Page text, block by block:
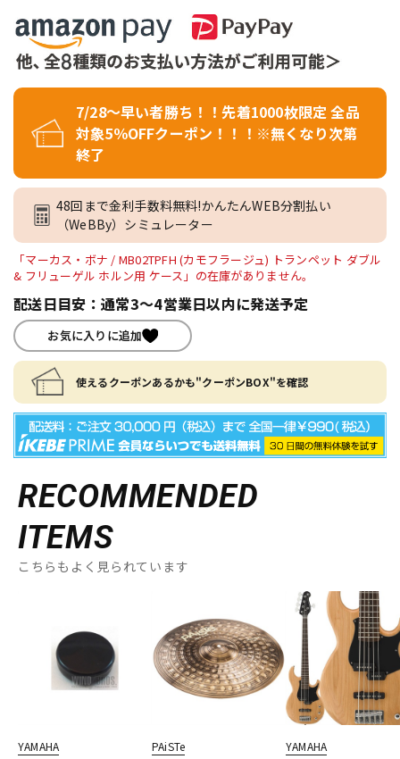
7/28～早い者勝ち！！先着1000枚限定 全品
対象5％OFFクーポン！！！※無くなり次第
終了
48回まで金利手数料無料!かんたんWEB分割払い
（WeBBy）シミュレーター
「マーカス・ボナ / MB02TPFH (カモフラージュ) トランペット ダブル
& フリューゲル ホルン用 ケース」の在庫がありません。
配送日目安：通常3～4営業日以内に発送予定
お気に入りに追加
使えるクーポンあるかも"クーポンBOX"を確認
RECOMMENDED
ITEMS
こちらもよく見られています
YAMAHA
PAiSTe
YAMAHA